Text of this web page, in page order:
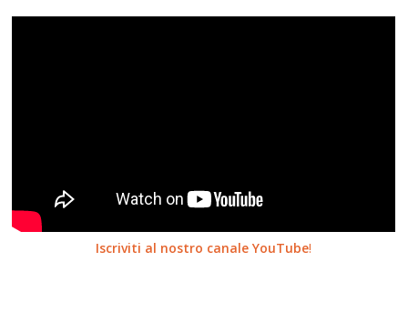
Iscriviti al nostro canale YouTube!